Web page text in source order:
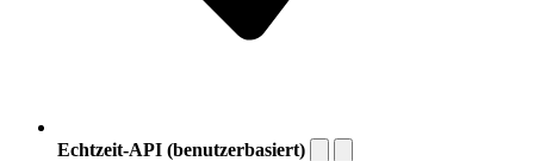
Echtzeit-API (benutzerbasiert)